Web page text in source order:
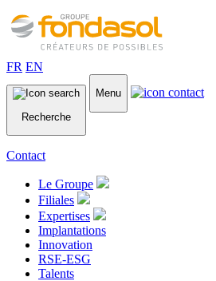
FR EN
Recherche
Menu
Contact
Le Groupe
Filiales
Expertises
Implantations
Innovation
RSE-ESG
Talents